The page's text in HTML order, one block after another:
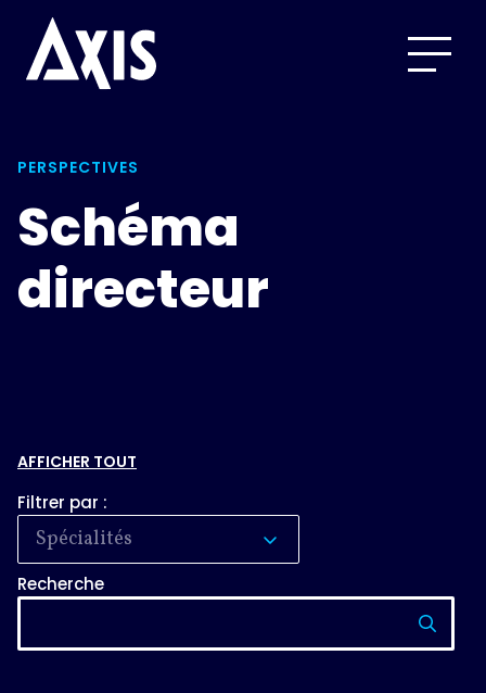
PERSPECTIVES
Schéma
directeur
AFFICHER TOUT
Filtrer par :
Spécialités
Recherche